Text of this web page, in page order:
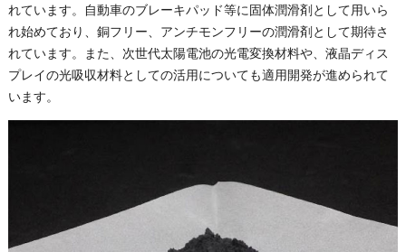
れています。自動車のブレーキパッド等に固体潤滑剤として用いら
れ始めており、銅フリー、アンチモンフリーの潤滑剤として期待さ
れています。また、次世代太陽電池の光電変換材料や、液晶ディス
プレイの光吸収材料としての活用についても適用開発が進められて
います。